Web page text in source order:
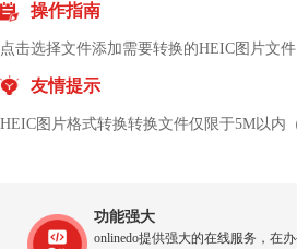
操作指南
点击选择文件添加需要转换的HEIC图片文
友情提示
HEIC图片格式转换转换文件仅限于5M以内
功能强大
onlinedo提供强大的在线服务，在